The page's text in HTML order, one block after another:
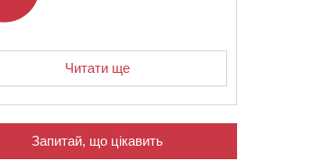
Читати ще
Запитай, що цікавить